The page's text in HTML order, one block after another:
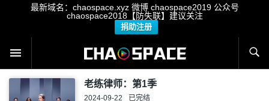
最新域名：chaospace.xyz 微博 chaospace2019 公众号
chaospace2018【防失联】建议关注
捐助注册
老练律师：第1季
2024-09-22 已完结